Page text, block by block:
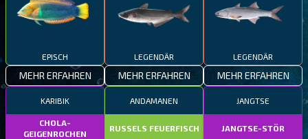
EPISCH
MEHR ERFAHREN
LEGENDÄR
MEHR ERFAHREN
LEGENDÄR
MEHR ERFAHREN
KARIBIK
CHOLA-
GEIGENROCHEN
ANDAMANEN
RUSSELS FEUERFISCH
JANGTSE
JANGTSE-STÖR